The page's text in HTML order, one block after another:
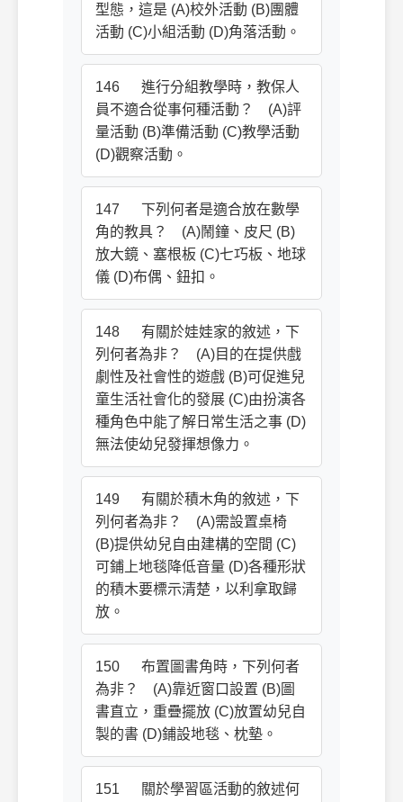
型態，這是 (A)校外活動 (B)團體
活動 (C)小組活動 (D)角落活動。
146 進行分組教學時，教保人
員不適合從事何種活動？ (A)評
量活動 (B)準備活動 (C)教學活動
(D)觀察活動。
147 下列何者是適合放在數學
角的教具？ (A)鬧鐘、皮尺 (B)
放大鏡、塞根板 (C)七巧板、地球
儀 (D)布偶、鈕扣。
148 有關於娃娃家的敘述，下
列何者為非？ (A)目的在提供戲
劇性及社會性的遊戲 (B)可促進兒
童生活社會化的發展 (C)由扮演各
種角色中能了解日常生活之事 (D)
無法使幼兒發揮想像力。
149 有關於積木角的敘述，下
列何者為非？ (A)需設置桌椅
(B)提供幼兒自由建構的空間 (C)
可鋪上地毯降低音量 (D)各種形狀
的積木要標示清楚，以利拿取歸
放。
150 布置圖書角時，下列何者
為非？ (A)靠近窗口設置 (B)圖
書直立，重疊擺放 (C)放置幼兒自
製的書 (D)鋪設地毯、枕墊。
151 關於學習區活動的敘述何